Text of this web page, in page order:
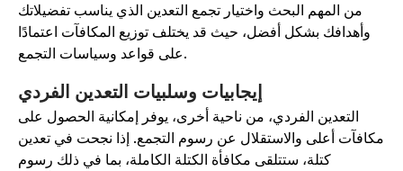
من المهم البحث واختيار تجمع التعدين الذي يناسب تفضيلاتك
وأهدافك بشكل أفضل، حيث قد يختلف توزيع المكافآت اعتمادًا
إيجابيات وسلبيات التعدين الفردي
التعدين الفردي، من ناحية أخرى، يوفر إمكانية الحصول على
أعلى والاستقلال عن رسوم التجمع. إذا نجحت في تعدين
كتلة، ستتلقى مكافأة الكتلة الكاملة، بما في ذلك رسوم